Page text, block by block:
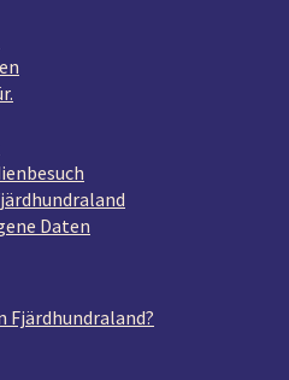
Daten
Fjärdhundraland?